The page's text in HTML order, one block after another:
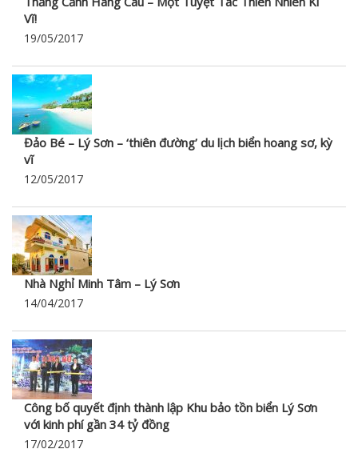
Vĩ!
19/05/2017
Đảo Bé – Lý Sơn – ‘thiên đường’ du lịch biển hoang sơ, kỳ
vĩ
12/05/2017
Nhà Nghỉ Minh Tâm – Lý Sơn
14/04/2017
Công bố quyết định thành lập Khu bảo tồn biển Lý Sơn
với kinh phí gần 34 tỷ đồng
17/02/2017